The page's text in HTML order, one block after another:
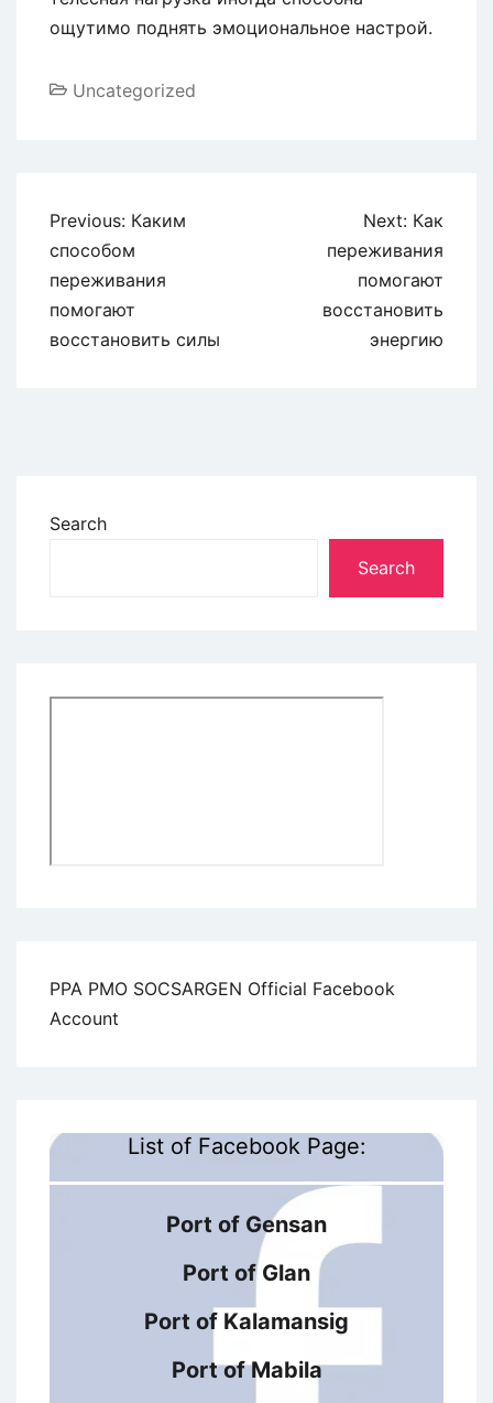
ощутимо поднять эмоциональное настрой.
Uncategorized
Previous: Каким
способом
переживания
помогают
восстановить силы
Next: Как
переживания
помогают
восстановить
энергию
Search
Search
PPA PMO SOCSARGEN Official Facebook
Account
List of Facebook Page:
Port of Gensan
Port of Glan
Port of Kalamansig
Port of Mabila